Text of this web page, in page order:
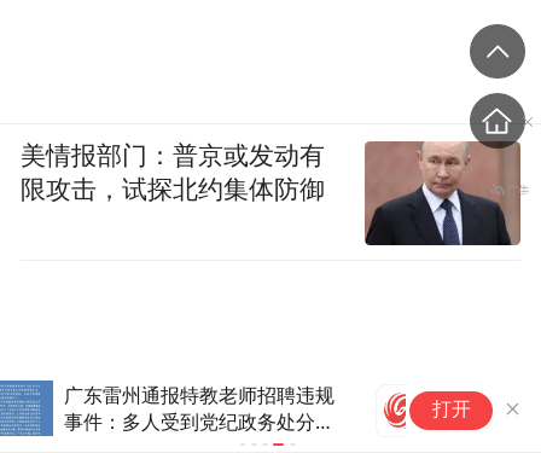
打开
美情报部门：普京或发动有
限攻击，试探北约集体防御